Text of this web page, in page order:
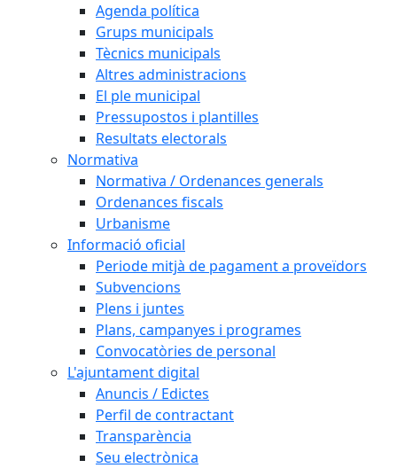
Agenda política
Grups municipals
Tècnics municipals
Altres administracions
El ple municipal
Pressupostos i plantilles
Resultats electorals
Normativa
Normativa / Ordenances generals
Ordenances fiscals
Urbanisme
Informació oficial
Periode mitjà de pagament a proveïdors
Subvencions
Plens i juntes
Plans, campanyes i programes
Convocatòries de personal
L'ajuntament digital
Anuncis / Edictes
Perfil de contractant
Transparència
Seu electrònica